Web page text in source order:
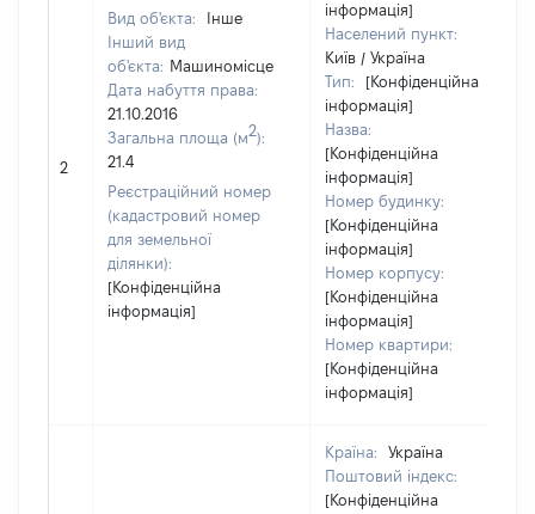
2
Вид об'єкта:
Інше
Інший вид
об'єкта: Машиномісце
Дата набуття права:
21.10.2016
Загальна площа (м2):
21.4
Реєстраційний номер
(кадастровий номер
для земельної
ділянки):
[Конфіденційна
інформація]
інформація]
Населений пункт:
Київ / Україна
Тип:
[Конфіденційна
інформація]
Назва:
[Конфіденційна
інформація]
Номер будинку:
[Конфіденційна
інформація]
Номер корпусу:
[Конфіденційна
інформація]
Номер квартири:
[Конфіденційна
інформація]
Країна:
Україна
Поштовий індекс:
[Конфіденційна